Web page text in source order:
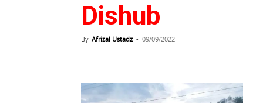
Dishub
By Afrizal Ustadz - 09/09/2022